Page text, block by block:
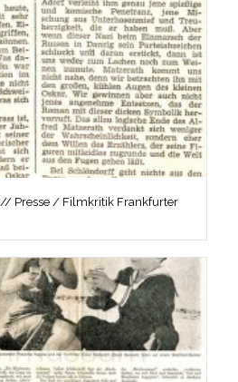
// Presse / Filmkritik Frankfurter